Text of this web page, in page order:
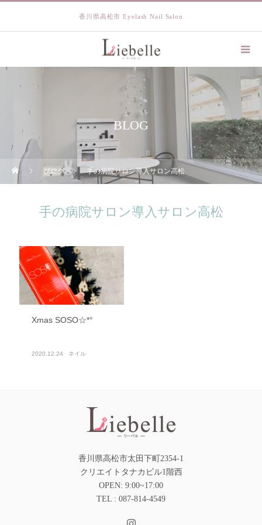
香川県高松市 Eyelash Nail Salon
BLOG
ブログ 手の病院サロン導入サロン高松
手の病院サロン導入サロン高松
Xmas SOSO☆*°
2020.12.24 ネイル
香川県高松市太田下町2354-1
クリエイトタナカビル1階西
OPEN: 9:00~17:00
TEL : 087-814-4549